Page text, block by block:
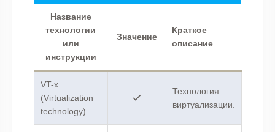
Название
технологии
или
инструкции
Значение
Краткое
описание
VT-x
(Virtualization
technology)
Технология
виртуализации.